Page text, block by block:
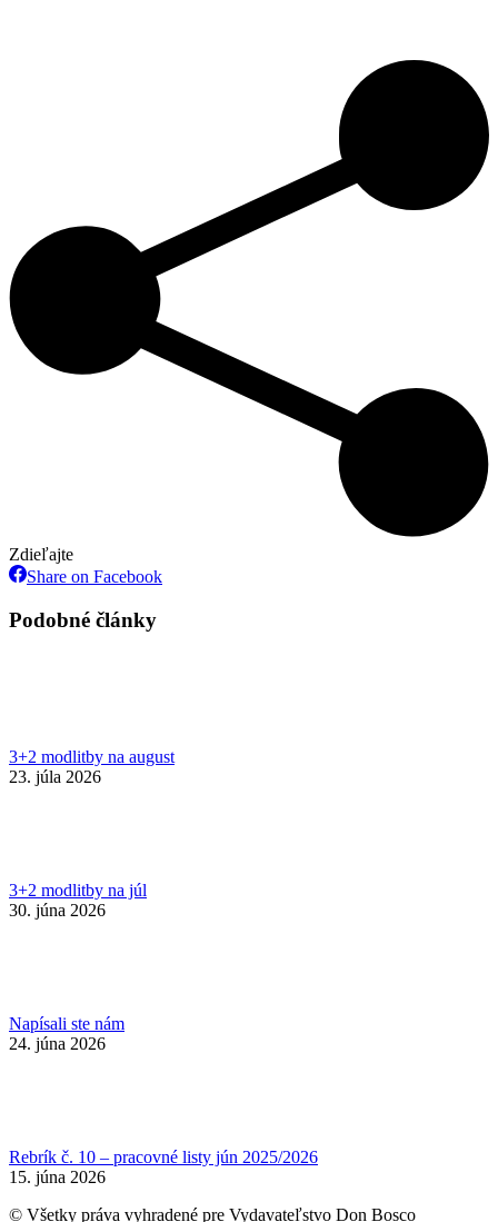
Zdieľajte
Share on FacebookShare
Podobné články
3+2 modlitby na august
23. júla 2026
3+2 modlitby na júl
30. júna 2026
Napísali ste nám
24. júna 2026
Rebrík č. 10 – pracovné listy jún 2025/2026
15. júna 2026
© Všetky práva vyhradené pre Vydavateľstvo Don Bosco